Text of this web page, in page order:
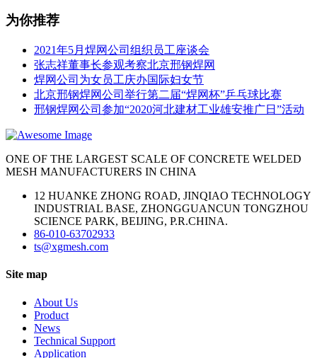
为你推荐
2021年5月焊网公司组织员工座谈会
张志祥董事长参观考察北京邢钢焊网
焊网公司为女员工庆办国际妇女节
北京邢钢焊网公司举行第二届“焊网杯”乒乓球比赛
邢钢焊网公司参加“2020河北建材工业雄安推广日”活动
ONE OF THE LARGEST SCALE OF CONCRETE WELDED
MESH MANUFACTURERS IN CHINA
12 HUANKE ZHONG ROAD, JINQIAO TECHNOLOGY
INDUSTRIAL BASE, ZHONGGUANCUN TONGZHOU
SCIENCE PARK, BEIJING, P.R.CHINA.
86-010-63702933
ts@xgmesh.com
Site map
About Us
Product
News
Technical Support
Application